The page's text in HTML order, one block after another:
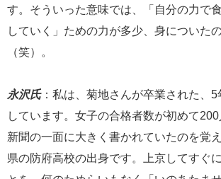
す。そういった意味では、「自分の力で
していく」ための力が多少、身についた
（笑）。
永沢氏：私は、菊地さんが卒業された、5
しています。女子の合格者数が初めて
新聞の一面に大きく書かれていたのを覚
県の防府高校の出身です。上京してすぐ